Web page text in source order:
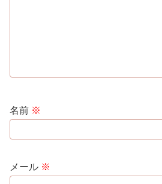
名前 ※
メール ※